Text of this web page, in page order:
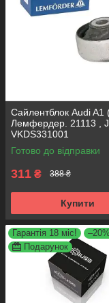
Сайлентблок Audi A1
Лемфердер. 21113 ,
VKDS331001
Готово до відправки
311 ₴ 388 ₴
Купити
Гарантія 18 міс!
–20%
Подарунок